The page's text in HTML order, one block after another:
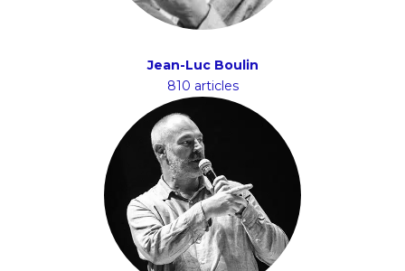
Jean-Luc Boulin
810 articles